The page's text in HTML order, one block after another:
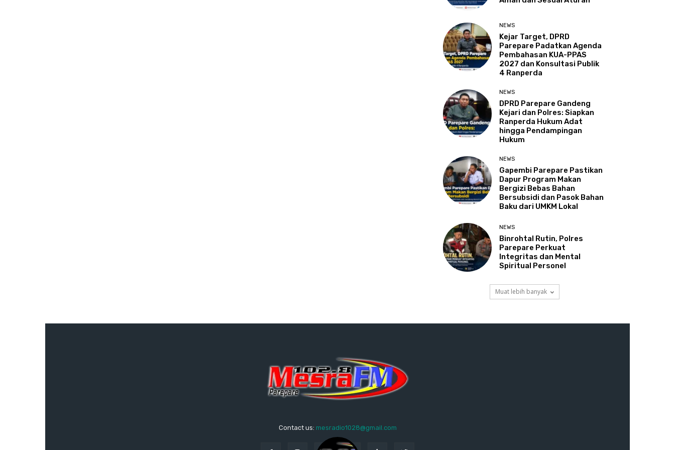
NEWS
Kejar Target, DPRD
Parepare Padatkan Agenda
Pembahasan KUA-PPAS
2027 dan Konsultasi Publik
4 Ranperda
NEWS
DPRD Parepare Gandeng
Kejari dan Polres: Siapkan
Ranperda Hukum Adat
hingga Pendampingan
Hukum
NEWS
Gapembi Parepare Pastikan
Dapur Program Makan
Bergizi Bebas Bahan
Bersubsidi dan Pasok Bahan
Baku dari UMKM Lokal
NEWS
Binrohtal Rutin, Polres
Parepare Perkuat
Integritas dan Mental
Spiritual Personel
Muat lebih banyak
Contact us: mesradio1028@gmail.com